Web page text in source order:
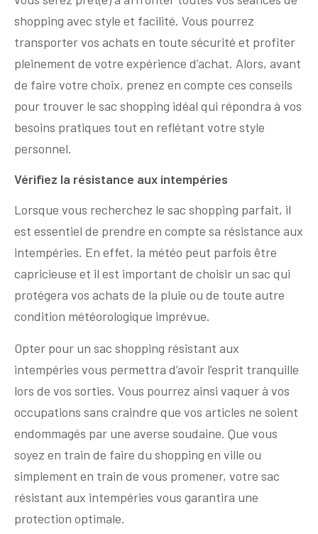
shopping avec style et facilité. Vous pourrez
transporter vos achats en toute sécurité et profiter
pleinement de votre expérience d’achat. Alors, avant
de faire votre choix, prenez en compte ces conseils
pour trouver le sac shopping idéal qui répondra à vos
besoins pratiques tout en reflétant votre style
personnel.
Vérifiez la résistance aux intempéries
Lorsque vous recherchez le sac shopping parfait, il
est essentiel de prendre en compte sa résistance aux
intempéries. En effet, la météo peut parfois être
capricieuse et il est important de choisir un sac qui
protégera vos achats de la pluie ou de toute autre
condition météorologique imprévue.
Opter pour un sac shopping résistant aux
intempéries vous permettra d’avoir l’esprit tranquille
lors de vos sorties. Vous pourrez ainsi vaquer à vos
occupations sans craindre que vos articles ne soient
endommagés par une averse soudaine. Que vous
soyez en train de faire du shopping en ville ou
simplement en train de vous promener, votre sac
résistant aux intempéries vous garantira une
protection optimale.